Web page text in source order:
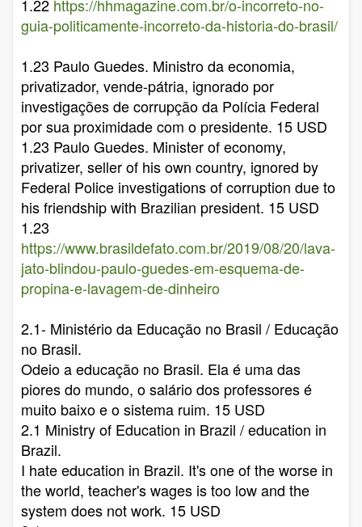
1.22 https://hhmagazine.com.br/o-incorreto-no-
guia-politicamente-incorreto-da-historia-do-brasil/
1.23 Paulo Guedes. Ministro da economia,
privatizador, vende-pátria, ignorado por
investigações de corrupção da Polícia Federal
por sua proximidade com o presidente. 15 USD
1.23 Paulo Guedes. Minister of economy,
privatizer, seller of his own country, ignored by
Federal Police investigations of corruption due to
his friendship with Brazilian president. 15 USD
1.23
https://www.brasildefato.com.br/2019/08/20/lava-
jato-blindou-paulo-guedes-em-esquema-de-
propina-e-lavagem-de-dinheiro
2.1- Ministério da Educação no Brasil / Educação
no Brasil.
Odeio a educação no Brasil. Ela é uma das
piores do mundo, o salário dos professores é
muito baixo e o sistema ruim. 15 USD
2.1 Ministry of Education in Brazil / education in
Brazil.
I hate education in Brazil. It's one of the worse in
the world, teacher's wages is too low and the
system does not work. 15 USD